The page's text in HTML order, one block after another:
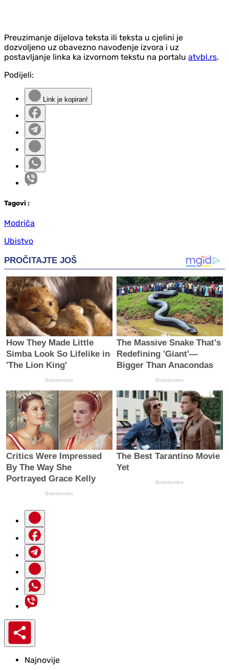
Preuzimanje dijelova teksta ili teksta u cjelini je
dozvoljeno uz obavezno navođenje izvora i uz
postavljanje linka ka izvornom tekstu na portalu atvbl.rs.
Podijeli:
Link je kopiran!
Tagovi :
Modriča
Ubistvo
Najnovije